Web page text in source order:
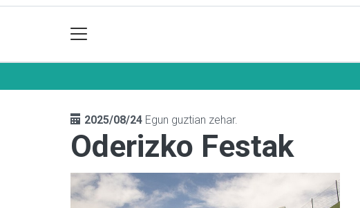
2025/08/24 Egun guztian zehar.
Oderizko Festak